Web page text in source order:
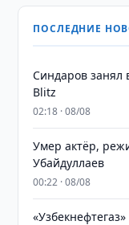
ПОСЛЕДНИЕ
Синдаров занял
Blitz
02:18 · 08/08
Умер актёр,
Убайдуллаев
00:22 · 08/08